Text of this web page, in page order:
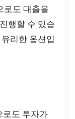
로도 대출을
행할 수 있습
리한 옵션입
로도 투자가